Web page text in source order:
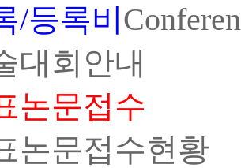
/등록비
대회안내
논문접수
논문접수현황